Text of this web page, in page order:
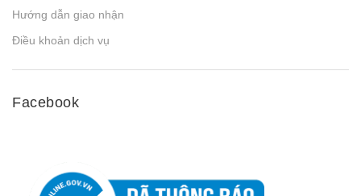
Hướng dẫn giao nhận
Điều khoản dịch vụ
Facebook